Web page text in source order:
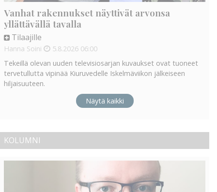
Vanhat rakennukset näyttivät arvonsa
yllättävällä tavalla
Tilaajille
Hanna Soini 5.8.2026 06:00
Tekeillä olevan uuden televisiosarjan kuvaukset ovat tuoneet
tervetullutta vipinää Kiuruvedelle Iskelmäviikon jälkeiseen
hiljaisuuteen.
Näytä kaikki
KOLUMNI